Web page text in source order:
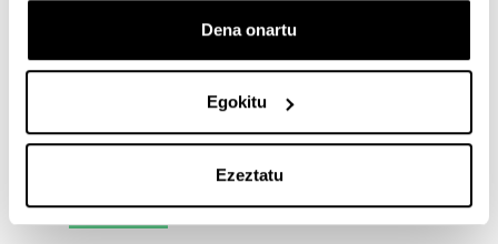
Dena onartu
Egokitu
Ezeztatu
Bidali